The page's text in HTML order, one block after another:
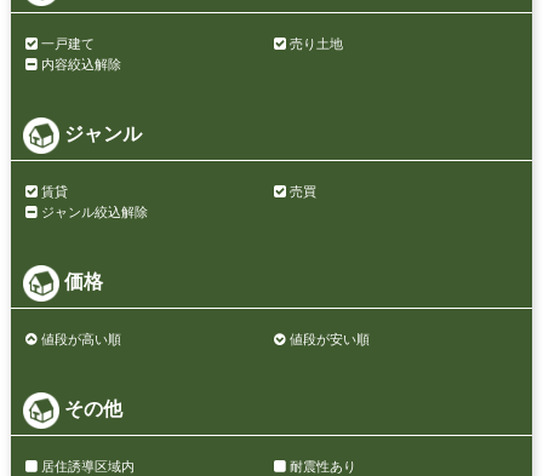
一戸建て
売り土地
内容絞込解除
ジャンル
賃貸
売買
ジャンル絞込解除
価格
値段が高い順 値段が安い順
その他
居住誘導区域内
耐震性あり